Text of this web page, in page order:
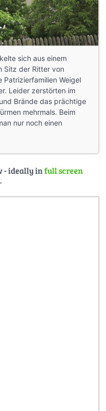
sich aus einem
Sitz der Ritter von
Patrizierfamilien Weigel
Leider zerstörten im
Brände das prächtige
mehrmals. Beim
nur noch einen
- ideally infull screen
.